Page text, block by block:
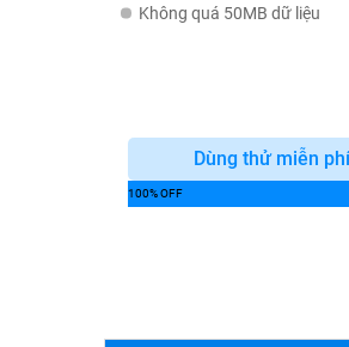
Không quá 50MB dữ liệu
Dùng thử miễn phí